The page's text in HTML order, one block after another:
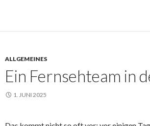
ALLGEMEINES
Ein Fernsehteam in
1. JUNI 2025